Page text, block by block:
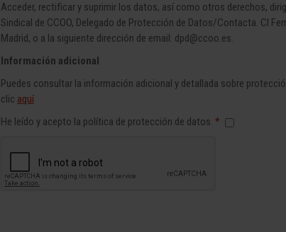
Acceder, rectificar y suprimir los datos, así como otros derechos,
Sindical de CCOO, Delegado de Protección de Datos/Contacta. Cl
Madrid, o a la siguiente dirección de email: dpd@ccoo.es.
Información adicional
Puedes consultar la información adicional y detallada sobre
clic aquí
He leído y acepto la política de protección de datos. *